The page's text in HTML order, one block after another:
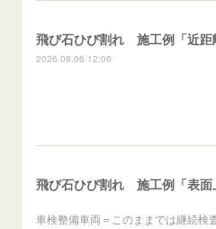
2026.08.06 12:06
車検整備車両＝このままでは継続検